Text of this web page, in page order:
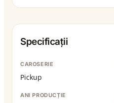
Specificații
CAROSERIE
Pickup
ANI PRODUCȚIE